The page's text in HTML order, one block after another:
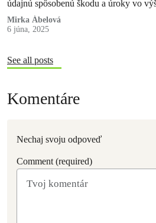
údajnú spôsobenú škodu a úroky vo
Organizácia argumenty spoločnosti
Mirka Ábelová
6 júna, 2025
See all posts
Komentáre
Nechaj svoju odpoveď
Comment (required)